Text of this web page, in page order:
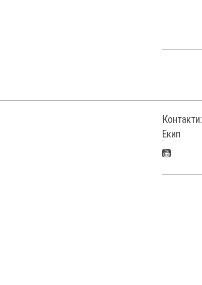
Контакти:
Екип